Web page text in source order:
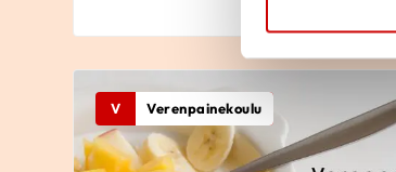
V Verenpainekoulu